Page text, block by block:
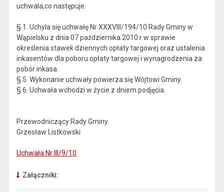
uchwala,co następuje:
§ 1. Uchyla się uchwałę Nr XXXVIII/194/10 Rady Gminy w
Wąpielsku z dnia 07 października 2010 r w sprawie
określenia stawek dziennych opłaty targowej oraz ustalenia
inkasentów dla poboru opłaty targowej i wynagrodzenia za
pobór inkasa.
§ 5. Wykonanie uchwały powierza się Wójtowi Gminy.
§ 6. Uchwała wchodzi w życie z dniem podjęcia.
Przewodniczący Rady Gminy
Grzesław Listkowski
Uchwała Nr III/9/10
Załączniki: